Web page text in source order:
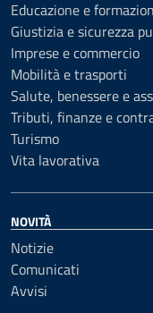
Educazione e
Giustizia e sicurezza
Imprese e commercio
Mobilità e trasporti
Salute, benessere e
Tributi, finanze e
Turismo
Vita lavorativa
NOVITÀ
Notizie
Comunicati
Avvisi